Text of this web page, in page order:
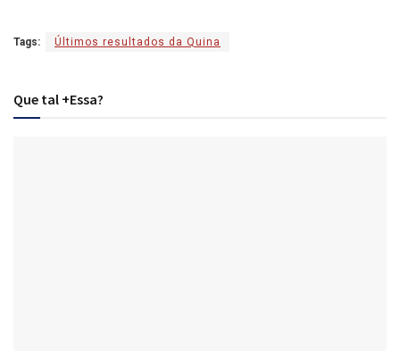
Tags: Últimos resultados da Quina
Que tal +Essa?